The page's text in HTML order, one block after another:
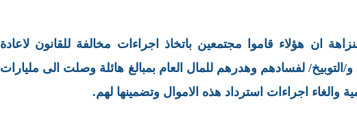
ان هؤلاء قاموا مجتمعين باتخاذ اجراءات مخالفة للقانون لاعادة
التوبيخ/ لفسادهم وهدرهم للمال العام بمبالغ هائلة وصلت الى مليارات
والغاء اجراءات استرداد هذه الاموال وتضمينها لهم.